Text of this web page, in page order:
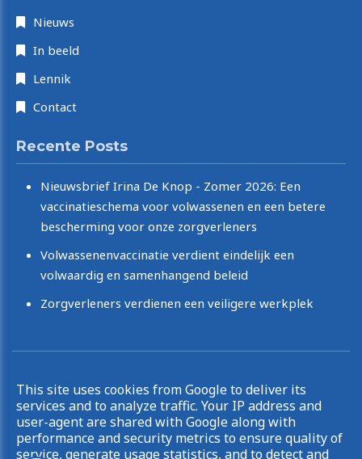
Nieuws
In beeld
Lennik
Contact
Recente Posts
Nieuwsbrief Irina De Knop - Zomer 2026: Een
vaccinatieschema voor volwassenen en een betere
bescherming voor onze zorgverleners
Volwassenenvaccinatie verdient eindelijk een
volwaardig en samenhangend beleid
Zorgverleners verdienen een veiligere werkplek
Privacy & Cookies|UP-TO-DATE WebDesign
This site uses cookies from Google to deliver its
services and to analyze traffic. Your IP address and
user-agent are shared with Google along with
performance and security metrics to ensure quality of
service, generate usage statistics, and to detect and